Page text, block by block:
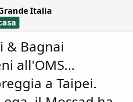
Italia
& Bagnai
all'OMS...
a Taipei.